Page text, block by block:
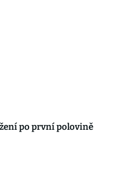
po první polovině